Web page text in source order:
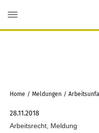
Home / Meldungen /
28.11.2018
Arbeitsrecht, Meldung